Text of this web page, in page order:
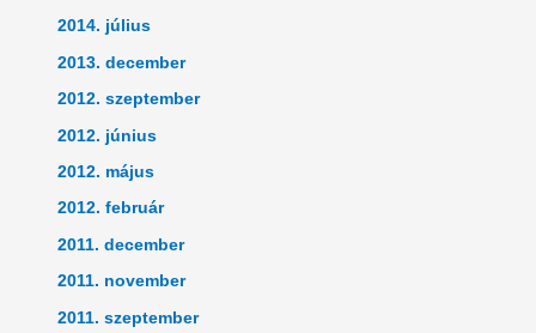
2014. július
2013. december
2012. szeptember
2012. június
2012. május
2012. február
2011. december
2011. november
2011. szeptember